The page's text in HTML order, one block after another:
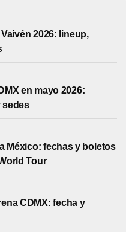
2026: lineup,
en mayo 2026:
sedes
México: fechas y boletos
Tour
CDMX: fecha y